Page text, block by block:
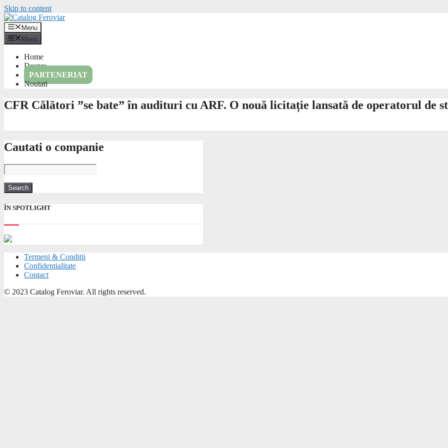
Skip to content
Menu
Menu
Home
Despre
PARTENERIAT
Noutati
CFR Călători ”se bate” în audituri cu ARF. O nouă licitație lansată de operatorul de
Cautati o companie
ÎN SPOTLIGHT
Termeni & Conditii
Confidentialitate
Contact
© 2023 Catalog Feroviar. All rights reserved.